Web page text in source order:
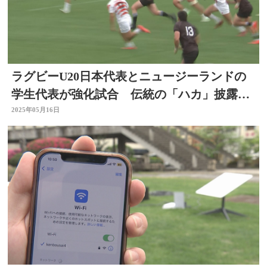
ラグビーU20日本代表とニュージーランドの
学生代表が強化試合 伝統の「ハカ」披露
大分
2025年05月16日